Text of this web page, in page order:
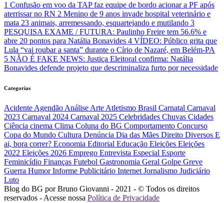
1 Confusão em voo da TAP faz equipe de bordo acionar a PF após
aterrissar no RN 2 Menino de 9 anos invade hospital veterinário e
mata 23 animais, arremessando, esquartejando e mutilando 3
PESQUISA EXAME / FUTURA: Paulinho Freire tem 56.6% e
abre 20 pontos para Natália Bonavides 4 VÍDEO: Público grita que
Lula “vai roubar a santa” durante o Círio de Nazaré, em Belém-PA
5 NÃO É FAKE NEWS: Justiça Eleitoral confirma: Natália
Bonavides defende projeto que descriminaliza furto por necessidade
Categorias
Acidente Agendão Análise Arte Atletismo Brasil Carnatal Carnaval
2023 Carnaval 2024 Carnaval 2025 Celebridades Chuvas Cidades
Ciência cinema Clima Coluna do BG Comportamento Concurso
Copa do Mundo Cultura Denúncia Dia das Mães Direito Diversos E
ai, bora correr? Economia Editorial Educação Eleições Eleições
2022 Eleições 2026 Emprego Entrevista Especial Esporte
Feminicídio Finanças Futebol Gastronomia Geral Golpe Greve
Guerra HumorInforme Publicitário Internet Jornalismo Judiciário
Luto
Blog do BG por Bruno Giovanni - 2021 - © Todos os direitos
reservados - Acesse nossa Política de Privacidade